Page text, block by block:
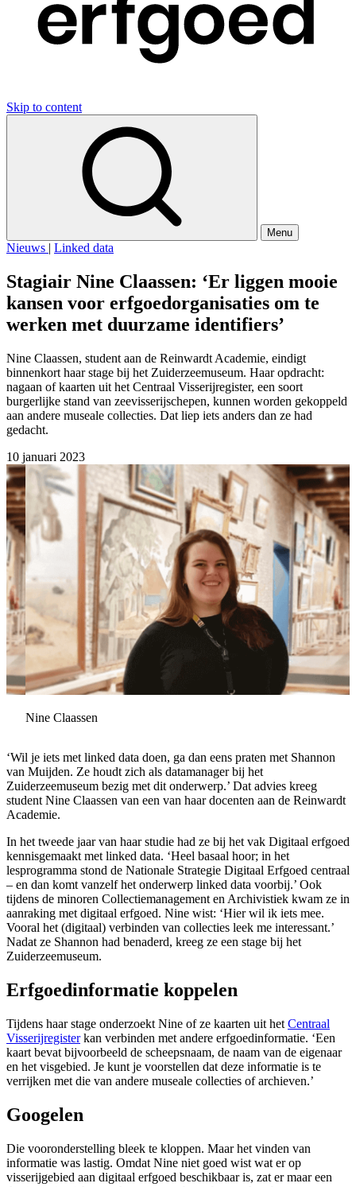
Skip to content
Menu
Nieuws | Linked data
Stagiair Nine Claassen: ‘Er liggen mooie
kansen voor erfgoedorganisaties om te
werken met duurzame identifiers’
Nine Claassen, student aan de Reinwardt Academie, eindigt
binnenkort haar stage bij het Zuiderzeemuseum. Haar opdracht:
nagaan of kaarten uit het Centraal Visserijregister, een soort
burgerlijke stand van zeevisserijschepen, kunnen worden gekoppeld
aan andere museale collecties. Dat liep iets anders dan ze had
gedacht.
10 januari 2023
Nine Claassen
‘Wil je iets met linked data doen, ga dan eens praten met Shannon
van Muijden. Ze houdt zich als datamanager bij het
Zuiderzeemuseum bezig met dit onderwerp.’ Dat advies kreeg
student Nine Claassen van een van haar docenten aan de Reinwardt
Academie.
In het tweede jaar van haar studie had ze bij het vak Digitaal erfgoed
kennisgemaakt met linked data. ‘Heel basaal hoor; in het
lesprogramma stond de Nationale Strategie Digitaal Erfgoed centraal
– en dan komt vanzelf het onderwerp linked data voorbij.’ Ook
tijdens de minoren Collectiemanagement en Archivistiek kwam ze in
aanraking met digitaal erfgoed. Nine wist: ‘Hier wil ik iets mee.
Vooral het (digitaal) verbinden van collecties leek me interessant.’
Nadat ze Shannon had benaderd, kreeg ze een stage bij het
Zuiderzeemuseum.
Erfgoedinformatie koppelen
Tijdens haar stage onderzoekt Nine of ze kaarten uit het Centraal
Visserijregisterkan verbinden met andere erfgoedinformatie. ‘Een
kaart bevat bijvoorbeeld de scheepsnaam, de naam van de eigenaar
en het visgebied. Je kunt je voorstellen dat deze informatie is te
verrijken met die van andere museale collecties of archieven.’
Googelen
Die vooronderstelling bleek te kloppen. Maar het vinden van
informatie was lastig. Omdat Nine niet goed wist wat er op
visserijgebied aan digitaal erfgoed beschikbaar is, zat er maar een